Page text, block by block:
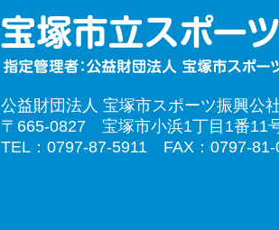
公益財団法人 宝塚市スポーツ振興公
〒665-0827 宝塚市小浜1丁目1番11
TEL：0797-87-5911 FAX：0797-81-